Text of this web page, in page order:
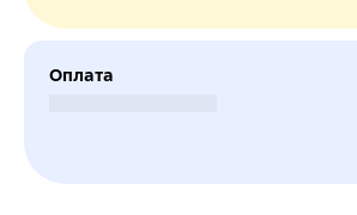
Оплата